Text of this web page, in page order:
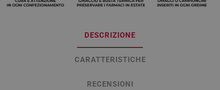
DESCRIZIONE
CARATTERISTICHE
RECENSIONI